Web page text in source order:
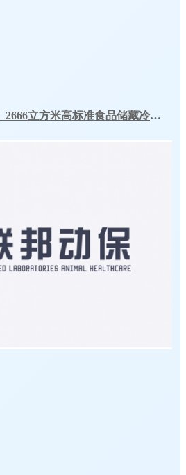
春发生物科技（宁夏）2666立方米高标准食品储藏冷库工程案例